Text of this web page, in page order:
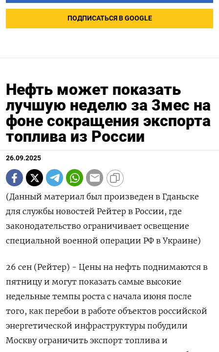
ПОДПИСАТЬСЯ В GOOGLE
Нефть может показать
лучшую неделю за 3мес на
фоне сокращения экспорта
топлива из России
26.09.2025
(Данный материал был произведен в Гданьске
для службы новостей Рейтер в России, где
законодательство ограничивает освещение
специальной военной операции РФ в Украине)
26 сен (Рейтер) - Цены на нефть поднимаются в
пятницу и могут показать самые высокие
недельные темпы роста с начала июня после
того, как перебои в работе объектов российской
энергетической инфраструктуры побудили
Москву ограничить экспорт топлива и